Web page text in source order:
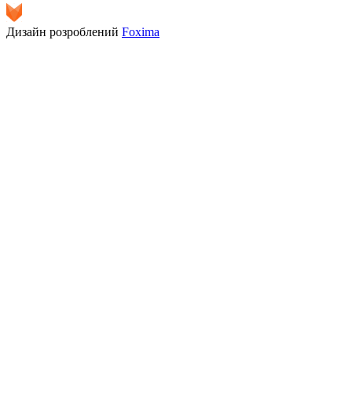
Дизайн розроблений Foxima